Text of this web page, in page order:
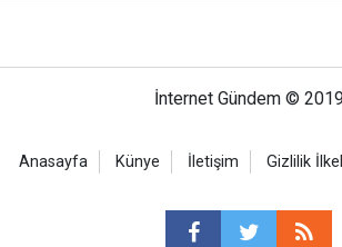
İnternet Gündem ©
Anasayfa Künye İletişim Gizlilik